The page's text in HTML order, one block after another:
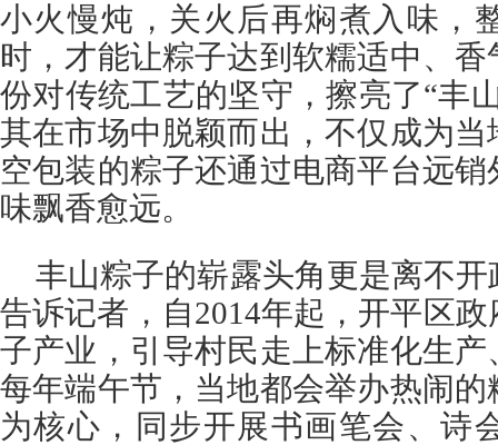
小火慢炖，关火后再焖煮入味，
时，才能让粽子达到软糯适中、
份对传统工艺的坚守，擦亮了“丰
其在市场中脱颖而出，不仅成为
空包装的粽子还通过电商平台远
味飘香愈远。
丰山粽子的崭露头角更是离不
告诉记者，自2014年起，开平区
子产业，引导村民走上标准化生
每年端午节，当地都会举办热闹
为核心，同步开展书画笔会、诗